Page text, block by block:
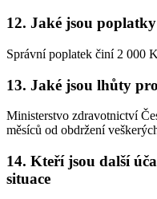
12. Jaké jsou
Správní poplatek činí 2 000
13. Jaké jsou lhůty
Ministerstvo zdravotnictví
měsíců od obdržení
14. Kteří jsou další
situace